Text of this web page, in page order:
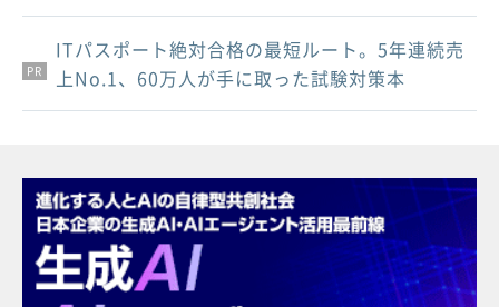
PR
PR
PR
ITパスポート絶対合格の最短ルート。5年連続売
上No.1、60万人が手に取った試験対策本